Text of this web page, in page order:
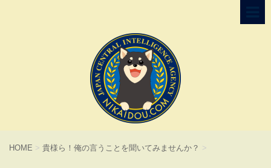
HOME > 貴様ら！俺の言うことを聞いてみませんか？ >